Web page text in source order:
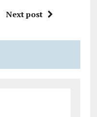
Next post